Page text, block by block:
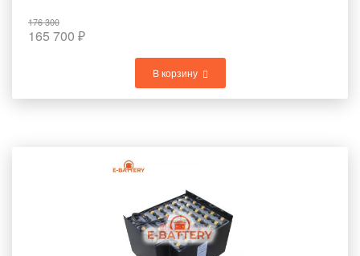
176 300
165 700 ₽
В корзину